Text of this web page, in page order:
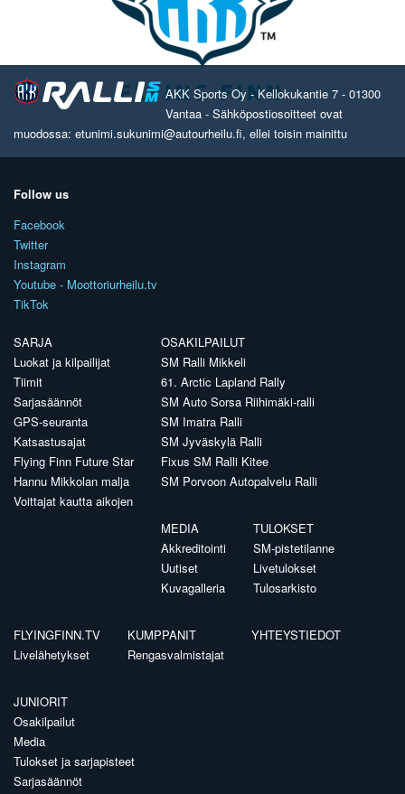
AKK Sports Oy - Kellokukantie 7 - 01300
Vantaa - Sähköpostiosoitteet ovat
muodossa: etunimi.sukunimi@autourheilu.fi, ellei toisin mainittu
Follow us
Facebook
Twitter
Instagram
Youtube - Moottoriurheilu.tv
TikTok
SARJA
Luokat ja kilpailijat
Tiimit
Sarjasäännöt
GPS-seuranta
Katsastusajat
Flying Finn Future Star
Hannu Mikkolan malja
Voittajat kautta aikojen
OSAKILPAILUT
SM Ralli Mikkeli
61. Arctic Lapland Rally
SM Auto Sorsa Riihimäki-ralli
SM Imatra Ralli
SM Jyväskylä Ralli
Fixus SM Ralli Kitee
SM Porvoon Autopalvelu Ralli
MEDIA
Akkreditointi
Uutiset
Kuvagalleria
TULOKSET
SM-pistetilanne
Livetulokset
Tulosarkisto
FLYINGFINN.TV
Livelähetykset
KUMPPANIT
Rengasvalmistajat
YHTEYSTIEDOT
JUNIORIT
Osakilpailut
Media
Tulokset ja sarjapisteet
Sarjasäännöt